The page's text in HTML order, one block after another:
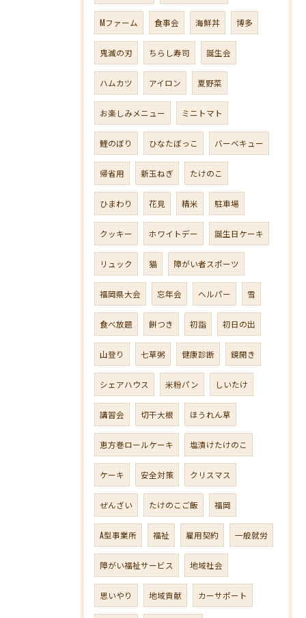
Mファーム 食事会 海鮮丼 博多
鬼滅の刃 ちらし寿司 誕生会
ハムカツ アイロン 夏野菜
お楽しみメニュー ミニトマト
鯉のぼり ひなたぼっこ バーベキュー
帰省用 新玉ねぎ たけのこ
ひまわり 花見 精米 駐車場
クッキー ホワイトデー 誕生日ケーキ
リュック 猫 障がい者スポーツ
福岡県大会 忘年会 ヘルパー 雪
食べ放題 餅つき 初詣 初日の出
山登り 七草粥 健康診断 鏡開き
シェアハウス 米粉パン しいたけ
講習会 切干大根 ほうれん草
恵方巻ロールケーキ 塩漬けたけのこ
ケーキ 安全対策 クリスマス
ぜんざい たけのこご飯 福岡
A型事業所 福祉 雇用契約 一般就労
障がい福祉サービス 地域社会
思いやり 地域貢献 カーサポート